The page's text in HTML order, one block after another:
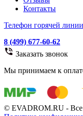
Контакты
Телефон горячей линии
8 (499) 677-60-62
Заказать звонок
Мы принимаем к
© EVADROM.RU -